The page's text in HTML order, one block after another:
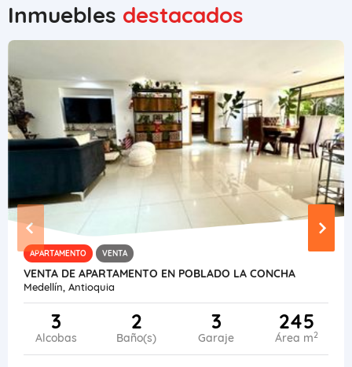
Inmuebles destacados
APARTAMENTO VENTA
VENTA DE APARTAMENTO EN POBLADO LA CONCHA
Medellín, Antioquia
3
Alcobas
2
Baño(s)
3
Garaje
245
Área m2